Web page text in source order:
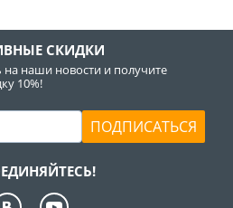
СКИДКИ
наши новости и получите
10%!
ПОДПИСАТЬСЯ